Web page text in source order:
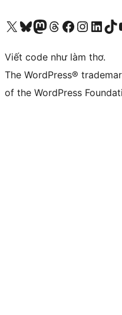
Truy cập tài khoản X (trước đây là Twitter) của chúng tôiVisit our Bluesky account
Visit our Mastodon account
Visit our Threads account
Xem trang Facebook của chúng tôiTruy cập tài khoản Instagram của chúng tôiTruy cập tài khoản LinkedIn của chúng tôiVisit Truy
Viết code như làm thơ.
The WordPress®
of the WordPress